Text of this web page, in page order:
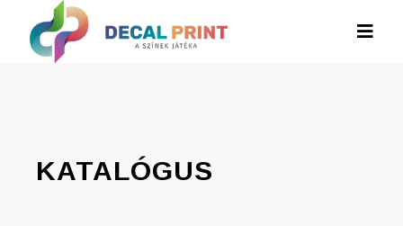
KATALÓGUS